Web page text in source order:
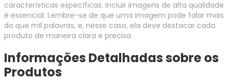
características específicas. Incluir imagens de alta qualidade
é essencial. Lembre-se de que uma imagem pode falar mais
do que mil palavras, e, nesse caso, ela deve destacar cada
produto de maneira clara e precisa.
Informações Detalhadas sobre os
Produtos